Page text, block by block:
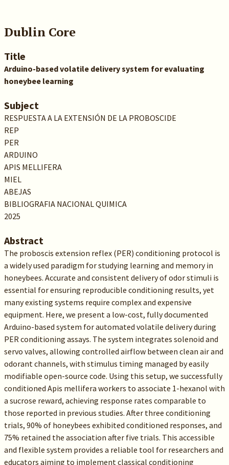
Dublin Core
Title
Arduino-based volatile delivery system for evaluating
honeybee learning
Subject
RESPUESTA A LA EXTENSIÓN DE LA PROBOSCIDE
REP
PER
ARDUINO
APIS MELLIFERA
MIEL
ABEJAS
BIBLIOGRAFIA NACIONAL QUIMICA
2025
Abstract
The proboscis extension reflex (PER) conditioning protocol is
a widely used paradigm for studying learning and memory in
honeybees. Accurate and consistent delivery of odor stimuli is
essential for ensuring reproducible conditioning results, yet
many existing systems require complex and expensive
equipment. Here, we present a low-cost, fully documented
Arduino-based system for automated volatile delivery during
PER conditioning assays. The system integrates solenoid and
servo valves, allowing controlled airflow between clean air and
odorant channels, with stimulus timing managed by easily
modifiable open-source code. Using this setup, we successfully
conditioned Apis mellifera workers to associate 1-hexanol with
a sucrose reward, achieving response rates comparable to
those reported in previous studies. After three conditioning
trials, 90% of honeybees exhibited conditioned responses, and
75% retained the association after five trials. This accessible
and flexible system provides a reliable tool for researchers and
educators aiming to implement classical conditioning